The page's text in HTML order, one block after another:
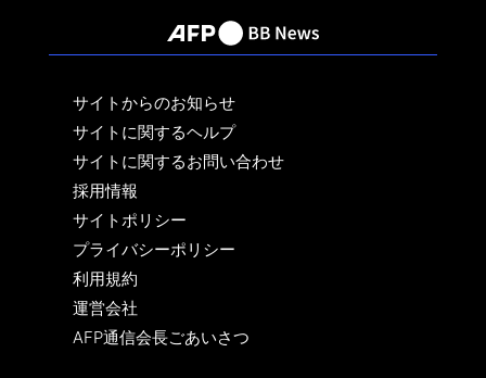
サイトからのお知らせ
サイトに関するヘルプ
サイトに関するお問い合わせ
採用情報
サイトポリシー
プライバシーポリシー
利用規約
運営会社
AFP通信会長ごあいさつ